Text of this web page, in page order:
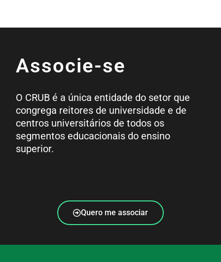
Associe-se
O CRUB é a única entidade do setor que
congrega reitores de universidade e de
centros universitários de todos os
segmentos educacionais do ensino
superior.
Quero me associar